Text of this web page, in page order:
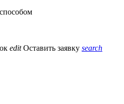
edit Оставить заявку search